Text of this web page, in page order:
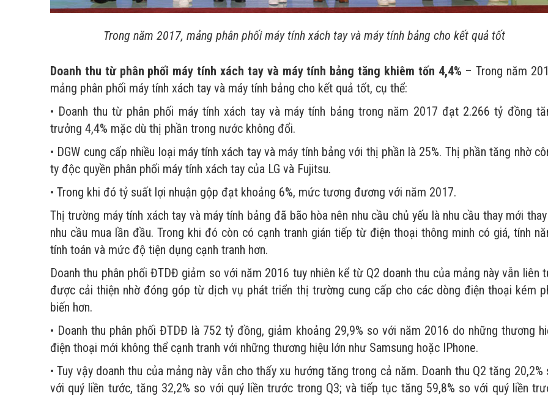
Trong năm 2017, mảng phân phối máy tính xách tay và máy tính bảng cho kết quả tốt
Doanh thu từ phân phối máy tính xách tay và máy tính bảng tăng khiêm tốn 4,4% – Trong năm
mảng phân phối máy tính xách tay và máy tính bảng cho kết quả tốt, cụ thể:
• Doanh thu từ phân phối máy tính xách tay và máy tính bảng trong năm 2017 đạt 2.266 tỷ đồng
trưởng 4,4% mặc dù thị phần trong nước không đổi.
• DGW cung cấp nhiều loại máy tính xách tay và máy tính bảng với thị phần là 25%. Thị phần tăng nhờ
ty độc quyền phân phối máy tính xách tay của LG và Fujitsu.
• Trong khi đó tỷ suất lợi nhuận gộp đạt khoảng 6%, mức tương đương với năm 2017.
Thị trường máy tính xách tay và máy tính bảng đã bão hòa nên nhu cầu chủ yếu là nhu cầu thay mới
nhu cầu mua lần đầu. Trong khi đó còn có cạnh tranh gián tiếp từ điện thoại thông minh có giá, tính
tính toán và mức độ tiện dụng cạnh tranh hơn.
Doanh thu phân phối ĐTDĐ giảm so với năm 2016 tuy nhiên kể từ Q2 doanh thu của mảng này vẫn liên
được cải thiện nhờ đóng góp từ dịch vụ phát triển thị trường cung cấp cho các dòng điện thoại kém
biến hơn.
• Doanh thu phân phối ĐTDĐ là 752 tỷ đồng, giảm khoảng 29,9% so với năm 2016 do những thương
điện thoại mới không thể cạnh tranh với những thương hiệu lớn như Samsung hoặc IPhone.
• Tuy vậy doanh thu của mảng này vẫn cho thấy xu hướng tăng trong cả năm. Doanh thu Q2 tăng 20,2%
với quý liền tước, tăng 32,2% so với quý liền trước trong Q3; và tiếp tục tăng 59,8% so với quý liền